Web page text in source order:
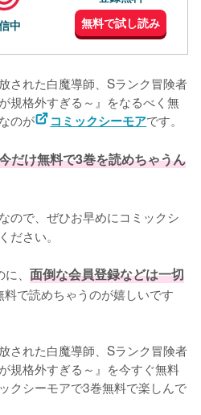
中
無料で試し読み
された白魔導師、Sランク冒険者
規格外すぎる～』をなるべく無
のが
コミックシーモアです。
だけ無料で3巻を読めちゃうん
なので、ぜひお早めにコミックシ
さい。
、 面倒な会員登録などは一切
料で読めちゃうのが嬉しいです
された白魔導師、Sランク冒険者
規格外すぎる～』を今すぐ無料
クシーモアで3巻無料で楽しんで